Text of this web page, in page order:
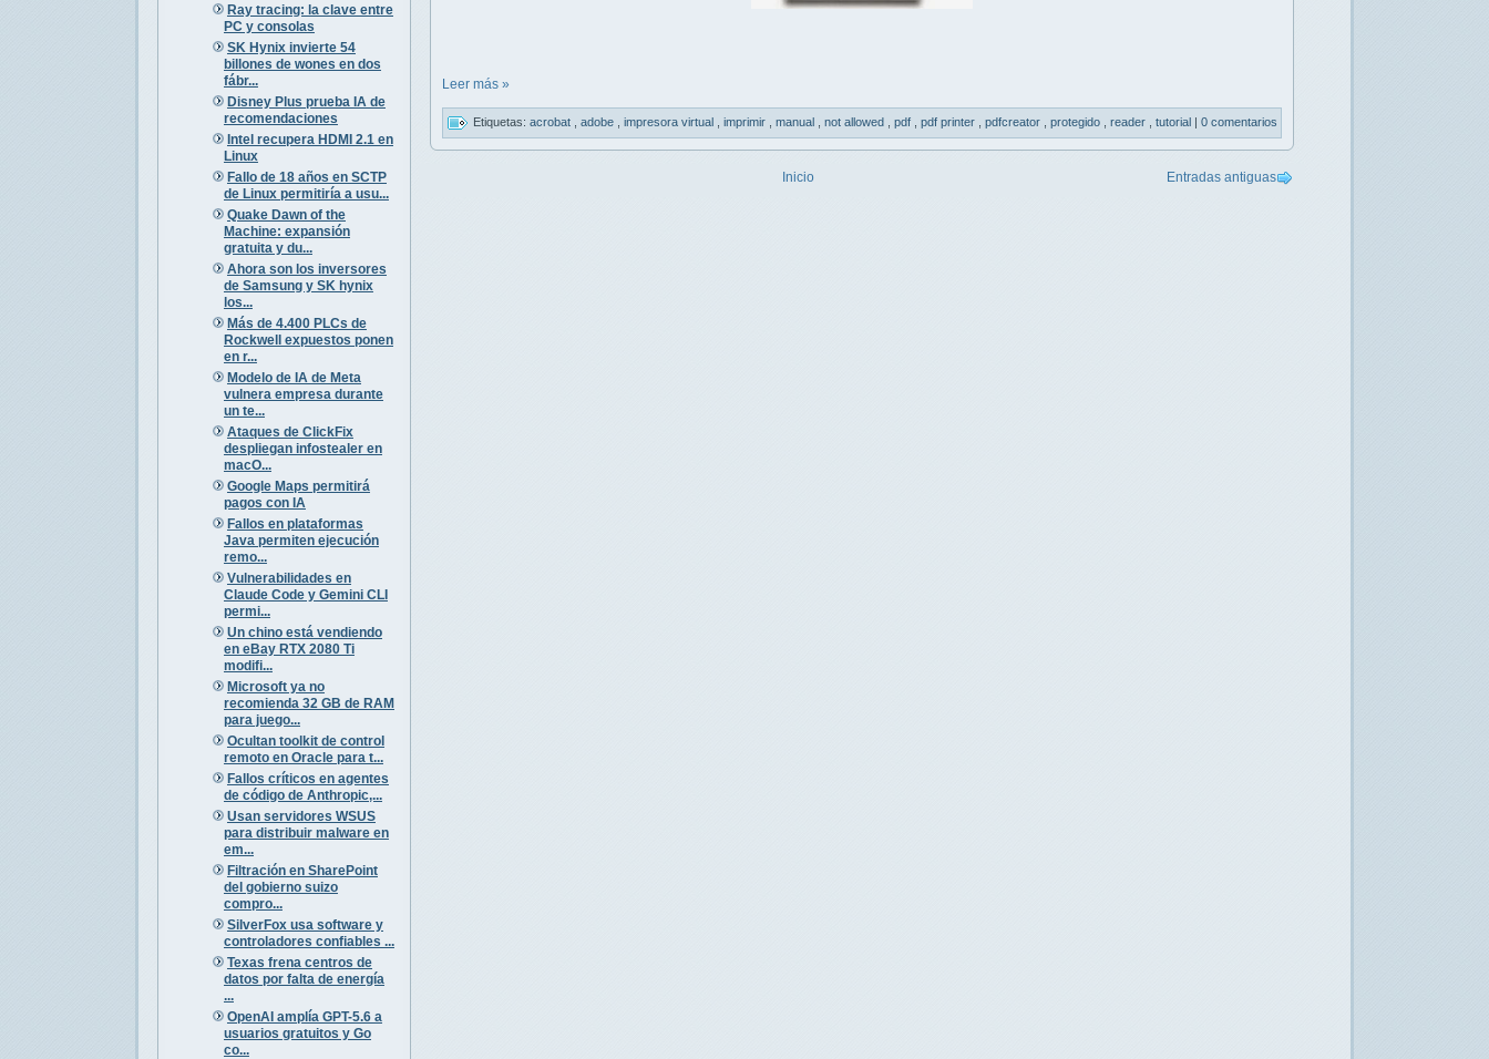
Ray tracing: la clave entre
PC y consolas
SK Hynix invierte 54
billones de wones en dos
fábr...
Disney Plus prueba IA de
recomendaciones
Intel recupera HDMI 2.1 en
Linux
Fallo de 18 años en SCTP
de Linux permitiría a usu...
Quake Dawn of the
Machine: expansión
gratuita y du...
Ahora son los inversores
de Samsung y SK hynix
los...
Más de 4.400 PLCs de
Rockwell expuestos ponen
en r...
Modelo de IA de Meta
vulnera empresa durante
un te...
Ataques de ClickFix
despliegan infostealer en
macO...
Google Maps permitirá
pagos con IA
Fallos en plataformas
Java permiten ejecución
remo...
Vulnerabilidades en
Claude Code y Gemini CLI
permi...
Un chino está vendiendo
en eBay RTX 2080 Ti
modifi...
Microsoft ya no
recomienda 32 GB de RAM
para juego...
Ocultan toolkit de control
remoto en Oracle para t...
Fallos críticos en agentes
de código de Anthropic,...
Usan servidores WSUS
para distribuir malware en
em...
Filtración en SharePoint
del gobierno suizo
compro...
SilverFox usa software y
controladores confiables ...
Texas frena centros de
datos por falta de energía
...
OpenAI amplía GPT-5.6 a
usuarios gratuitos y Go
co...
Leer más »
Etiquetas: acrobat adobe impresora virtual imprimir manual not allowed pdf pdf printer pdfcreator protegido reader tutorial | 0 comentarios
Entradas antiguas
Inicio